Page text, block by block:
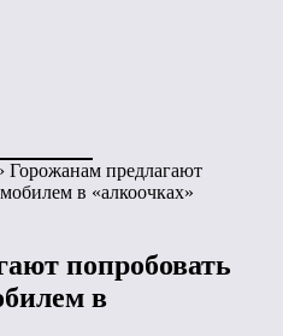
› Горожанам предлагают
в «алкоочках»
попробовать
в